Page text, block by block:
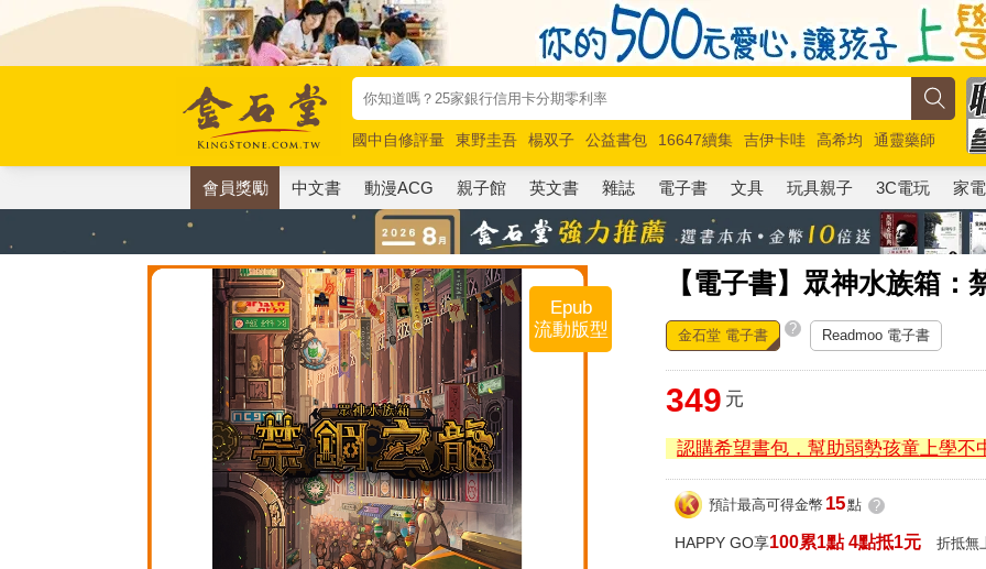
國中自修評量 東野圭吾 楊双子 公益書包 16647續集 吉伊卡哇 高希均
通靈藥師
唯紅花綻放
奧德賽 路邊攤新作 馬斯克 玩具總動員5 超慢跑
會員獎勵 中文書 動漫ACG 親子館 英文書 雜誌 電子書 文具 玩具親子 3C電玩 家電
【電子書】眾神水族箱：
Epub
流動版型
金石堂 電子書 ? Readmoo 電子書
349 元
認購希望書包，幫助弱勢孩童上學不
預計最高可得金幣 15點 ?
HAPPY GO享100累1點 4點抵1元 折抵無